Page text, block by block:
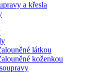
a křesla
látkou
koženkou